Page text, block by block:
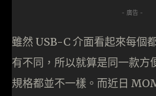
- 廣告 -
雖然 USB-C 介面看起來每個
有不同，所以就算是同一款方
規格都並不一樣。而近日